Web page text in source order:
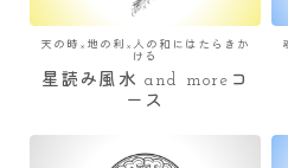
天の時×地の利×人の和にはたらきか
ける
星読み風水 and moreコ
ース